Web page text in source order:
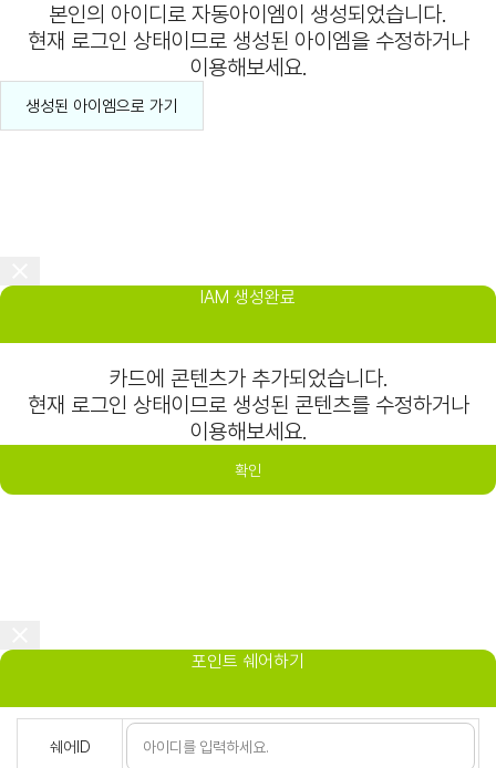
본인의 아이디로 자동아이엠이 생성되었습니다.
현재 로그인 상태이므로 생성된 아이엠을 수정하거나
이용해보세요.
생성된 아이엠으로 가기
IAM 생성완료
카드에 콘텐츠가 추가되었습니다.
현재 로그인 상태이므로 생성된 콘텐츠를 수정하거나
이용해보세요.
확인
포인트 쉐어하기
쉐어ID